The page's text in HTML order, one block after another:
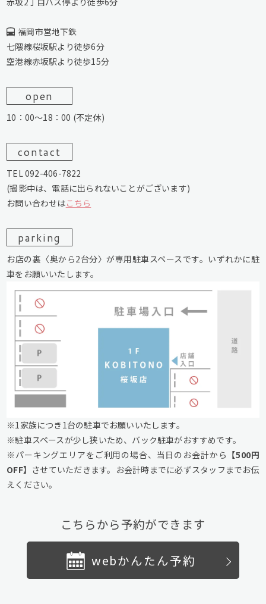
福岡市営地下鉄
七隈線桜坂駅より徒歩6分
空港線赤坂駅より徒歩15分
open
10：00～18：00 (不定休)
contact
TEL 092-406-7822
(撮影中は、電話に出られないことがございます)
お問い合わせはこちら
parking
お店の裏〈奥から2台分〉が専用駐車スペースです。いずれかに駐
車をお願いいたします。
※1家族につき1台の駐車でお願いいたします。
※駐車スペースが少し狭いため、バック駐車がおすすめです。
※パーキングエリアをご利用の場合、当日のお会計から 【500円
OFF】 させていただきます。お会計時までに必ずスタッフまでお伝
えください。
こちらから予約ができます
webかんたん予約